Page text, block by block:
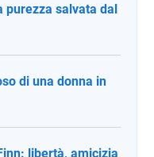
purezza salvata dal
di una donna in
libertà, amicizia